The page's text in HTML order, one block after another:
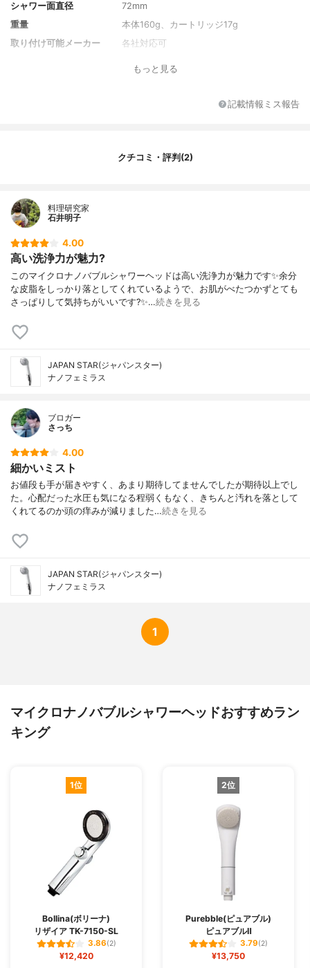
シャワー面直径
72mm
重量
本体160g、カートリッジ17g
取り付け可能メーカー
各社対応可
取り付けアダプター(KVK・MYM・ガスタ
ー)、カートリッジ
もっと見る
記載情報ミス報告
クチコミ・評判(2)
料理研究家
石井明子
4.00
高い洗浄力が魅力?
このマイクロナノバブルシャワーヘッドは高い洗浄力が魅力です✨余分
な皮脂をしっかり落としてくれているようで、お肌がべたつかずとても
さっぱりして気持ちがいいです?✨…続きを見る
JAPAN STAR(ジャパンスター)
ナノフェミラス
ブロガー
さっち
4.00
細かいミスト
お値段も手が届きやすく、あまり期待してませんでしたが期待以上でし
た。心配だった水圧も気になる程弱くもなく、きちんと汚れを落として
くれてるのか頭の痒みが減りました…続きを見る
JAPAN STAR(ジャパンスター)
ナノフェミラス
1
マイクロナノバブルシャワーヘッドおすすめラン
キング
1位
Bollina(ボリーナ)
リザイア TK-7150-SL
3.86(2)
¥12,420
2位
Purebble(ピュアブル)
ピュアブルⅡ
3.79(2)
¥13,750